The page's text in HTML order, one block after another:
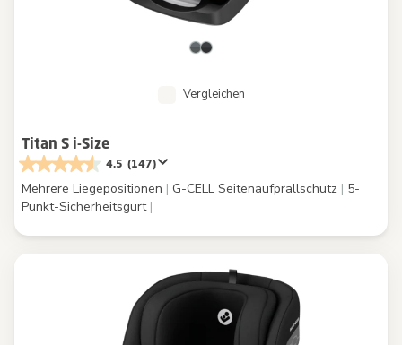
Vergleichen
Titan S i-Size
4.5 (147)
Mehrere Liegepositionen | G-CELL Seitenaufprallschutz | 5-
Punkt-Sicherheitsgurt |